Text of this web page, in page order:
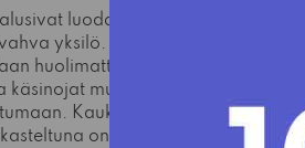
luoda tuolin, joka on
yksilö. Ideasta syntyi
huolimatta tingi
käsinojat muodostavat
Kaukaa Fiber näyttää
on mahdollista